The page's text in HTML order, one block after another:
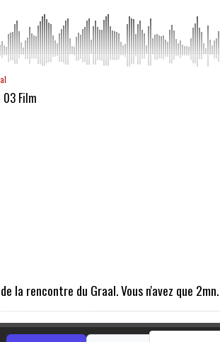
03 Film
la rencontre du Graal. Vous n'avez que 2mn.